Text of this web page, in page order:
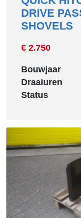
DRIVE
SHOVELS
€ 2.750
Bouwjaar
Draaiuren
Status